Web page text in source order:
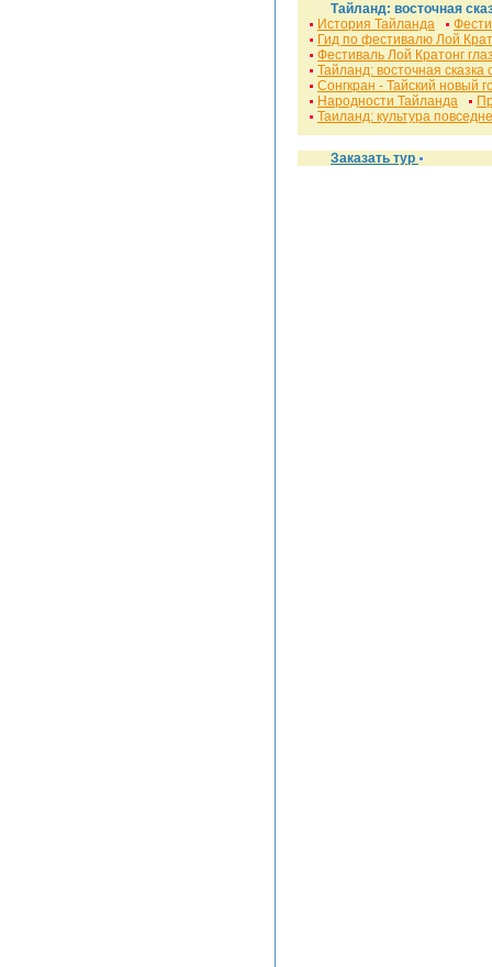
Тайланд: восточная
История Тайланда
Гид по фестивалю Лой
Фестиваль Лой Кратонг
Тайланд: восточная сказка
Сонгкран - Тайский новый
Народности Тайланда
Таиланд: культура
Заказать тур